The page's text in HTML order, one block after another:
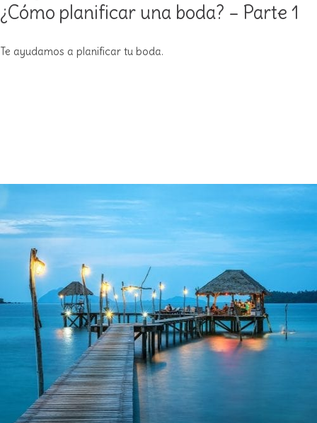
¿Cómo planificar una boda? – Parte 1
Te ayudamos a planificar tu boda.